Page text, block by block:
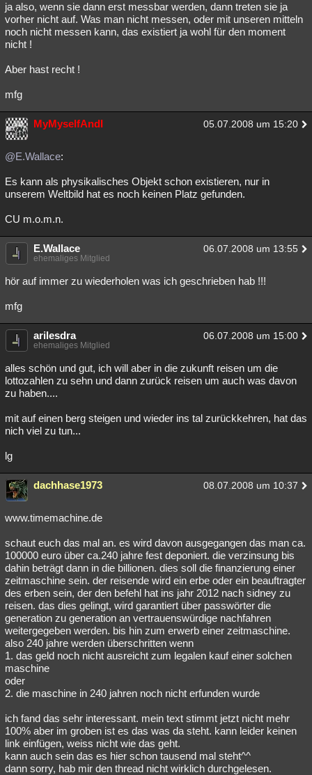
ja also, wenn sie dann erst messbar werden, dann treten sie ja
vorher nicht auf. Was man nicht messen, oder mit unseren mitteln
noch nicht messen kann, das existiert ja wohl für den moment
nicht !
Aber hast recht !
mfg
MyMyselfAndI 05.07.2008 um 15:20
@E.Wallace:
Es kann als physikalisches Objekt schon existieren, nur in
unserem Weltbild hat es noch keinen Platz gefunden.
CU m.o.m.n.
E.Wallace 06.07.2008 um 13:55
ehemaliges Mitglied
hör auf immer zu wiederholen was ich geschrieben hab !!!
mfg
arilesdra 06.07.2008 um 15:00
ehemaliges Mitglied
alles schön und gut, ich will aber in die zukunft reisen um die
lottozahlen zu sehn und dann zurück reisen um auch was davon
zu haben....
mit auf einen berg steigen und wieder ins tal zurückkehren, hat das
nich viel zu tun...
lg
dachhase1973 08.07.2008 um 10:37
www.timemachine.de
schaut euch das mal an. es wird davon ausgegangen das man ca.
100000 euro über ca.240 jahre fest deponiert. die verzinsung bis
dahin beträgt dann in die billionen. dies soll die finanzierung einer
zeitmaschine sein. der reisende wird ein erbe oder ein beauftragter
des erben sein, der den befehl hat ins jahr 2012 nach sidney zu
reisen. das dies gelingt, wird garantiert über passwörter die
generation zu generation an vertrauenswürdige nachfahren
weitergegeben werden. bis hin zum erwerb einer zeitmaschine.
also 240 jahre werden überschritten wenn
1. das geld noch nicht ausreicht zum legalen kauf einer solchen
maschine
oder
2. die maschine in 240 jahren noch nicht erfunden wurde
ich fand das sehr interessant. mein text stimmt jetzt nicht mehr
100% aber im groben ist es das was da steht. kann leider keinen
link einfügen, weiss nicht wie das geht.
kann auch sein das es hier schon tausend mal steht^^
dann sorry, hab mir den thread nicht wirklich durchgelesen.